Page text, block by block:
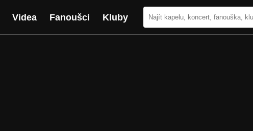
Videa Fanoušci Kluby